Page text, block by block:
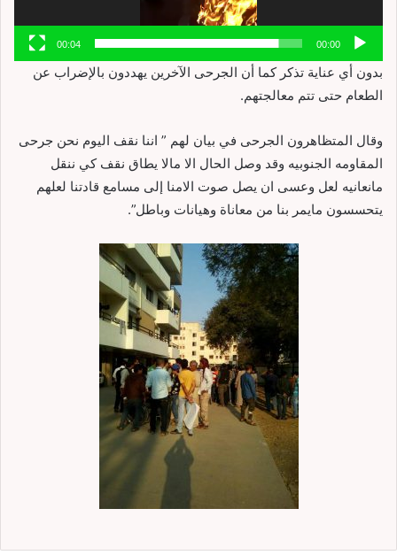
00:00
00:04
بدون أي عناية تذكر كما أن الجرحى الآخرين يهددون بالإضراب عن
الطعام حتى تتم معالجتهم.
وقال المتظاهرون الجرحى في بيان لهم ” اننا نقف اليوم نحن جرحى
المقاومه الجنوبيه وقد وصل الحال الا مالا يطاق نقف كي ننقل
مانعانيه لعل وعسى ان يصل صوت الامنا إلى مسامع قادتنا لعلهم
يتحسسون مايمر بنا من معاناة وهيانات وباطل”.